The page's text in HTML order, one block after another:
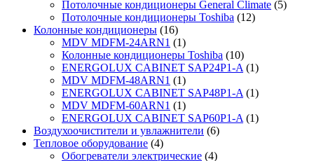
Потолочные кондиционеры General Climate (5)
Потолочные кондиционеры Toshiba (12)
Колонные кондиционеры (16)
MDV MDFM-24ARN1 (1)
Колонные кондиционеры Toshiba (10)
ENERGOLUX CABINET SAP24P1-A (1)
MDV MDFM-48ARN1 (1)
ENERGOLUX CABINET SAP48P1-A (1)
MDV MDFM-60ARN1 (1)
ENERGOLUX CABINET SAP60P1-A (1)
Воздухоочистители и увлажнители (6)
Тепловое оборудование (4)
Обогреватели электрические (4)